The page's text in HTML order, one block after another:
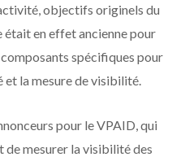
objectifs originels du
en effet ancienne pour
spécifiques pour
et la mesure de visibilité.
pour le VPAID, qui
mesurer la visibilité des